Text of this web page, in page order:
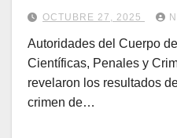
OCTUBRE 27, 2025
Autoridades del Cuerpo
Científicas, Penales y
revelaron los resultados
crimen de…